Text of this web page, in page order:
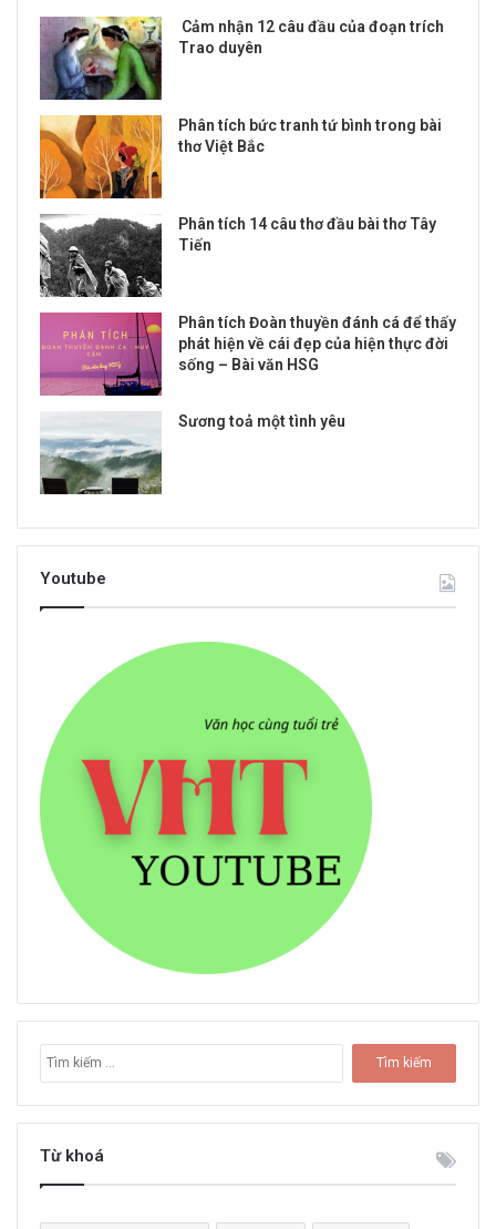
Cảm nhận 12 câu đầu của đoạn trích
Trao duyên
Phân tích bức tranh tứ bình trong bài
thơ Việt Bắc
Phân tích 14 câu thơ đầu bài thơ Tây
Tiến
Phân tích Đoàn thuyền đánh cá để thấy
phát hiện về cái đẹp của hiện thực đời
sống – Bài văn HSG
Sương toả một tình yêu
Youtube
m
k
c
Từ khoá